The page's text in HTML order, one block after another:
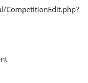
CompetitionEdit.php?